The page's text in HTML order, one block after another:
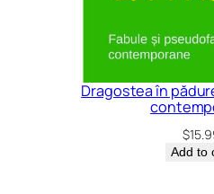
Dragostea în
$
Add to